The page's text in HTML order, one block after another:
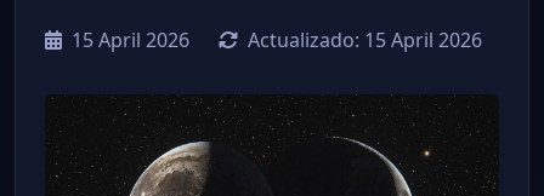
15 April 2026 Actualizado: 15 April 2026